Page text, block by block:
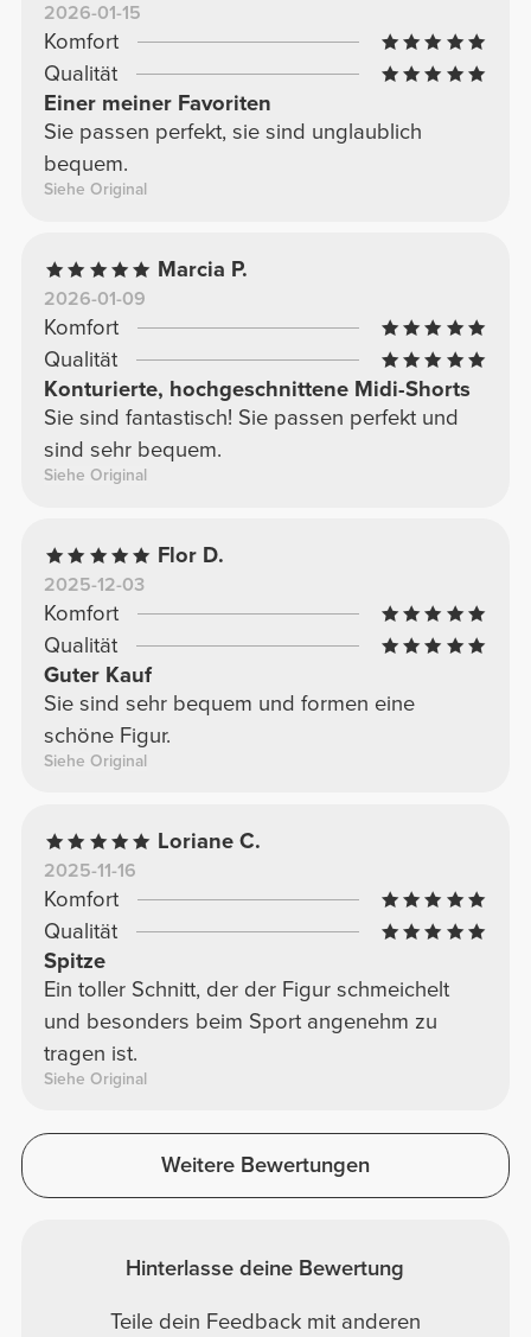
2026-01-15
Komfort
Qualität
Einer meiner Favoriten
Sie passen perfekt, sie sind unglaublich
bequem.
Siehe Original
Marcia P.
2026-01-09
Komfort
Qualität
Konturierte, hochgeschnittene Midi-Shorts
Sie sind fantastisch! Sie passen perfekt und
sind sehr bequem.
Siehe Original
Flor D.
2025-12-03
Komfort
Qualität
Guter Kauf
Sie sind sehr bequem und formen eine
schöne Figur.
Siehe Original
Loriane C.
2025-11-16
Komfort
Qualität
Spitze
Ein toller Schnitt, der der Figur schmeichelt
und besonders beim Sport angenehm zu
tragen ist.
Siehe Original
Weitere Bewertungen
Hinterlasse deine Bewertung
Teile dein Feedback mit anderen